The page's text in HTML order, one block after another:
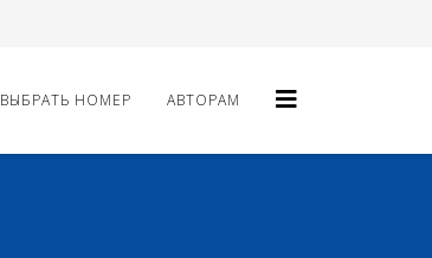
ВЫБРАТЬ НОМЕР АВТОРАМ